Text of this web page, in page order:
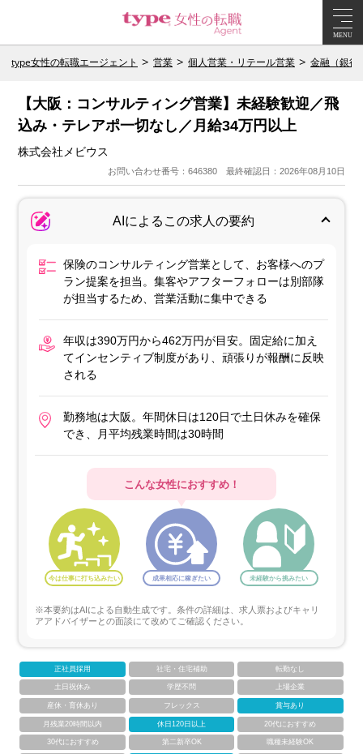
MENU
type女性の転職エージェント 営業 個人営業・リテール営業 金融（銀行
【大阪：コンサルティング営業】未経験歓迎／飛
込み・テレアポ一切なし／月給34万円以上
株式会社メビウス
お問い合わせ番号：646380 最終確認日：2026年08月10日
AIによるこの求人の要約
保険のコンサルティング営業として、お客様へのプ
ラン提案を担当。集客やアフターフォローは別部隊
が担当するため、営業活動に集中できる
年収は390万円から462万円が目安。固定給に加え
てインセンティブ制度があり、頑張りが報酬に反映
される
勤務地は大阪。年間休日は120日で土日休みを確保
でき、月平均残業時間は30時間
こんな女性におすすめ！
今は仕事に打ち込みたい 成果相応に稼ぎたい 未経験から挑みたい
※本要約はAIによる自動生成です。条件の詳細は、求人票およびキャリ
アアドバイザーとの面談にて改めてご確認ください。
正社員採用 社宅・住宅補助 転勤なし
土日祝休み 学歴不問 上場企業
産休・育休あり フレックス 賞与あり
月残業20時間以内 休日120日以上 20代におすすめ
30代におすすめ 第二新卒OK 職種未経験OK